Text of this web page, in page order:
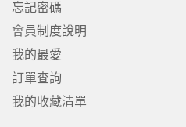
忘記密碼
會員制度說明
我的最愛
訂單查詢
我的收藏清單